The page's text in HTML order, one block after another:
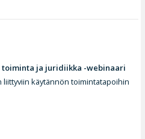
toiminta ja juridiikka -webinaari
käytännön toimintatapoihin